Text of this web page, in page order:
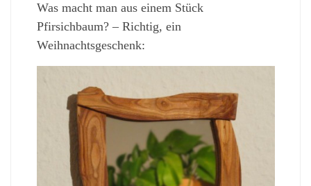
Was macht man aus einem Stück
Pfirsichbaum? – Richtig, ein
Weihnachtsgeschenk: